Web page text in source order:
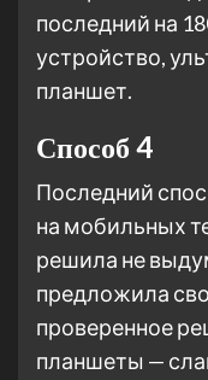
последний на
устройство,
планшет.
Способ 4
Последний
на мобильных
решила не
предложила
проверенное
планшеты —